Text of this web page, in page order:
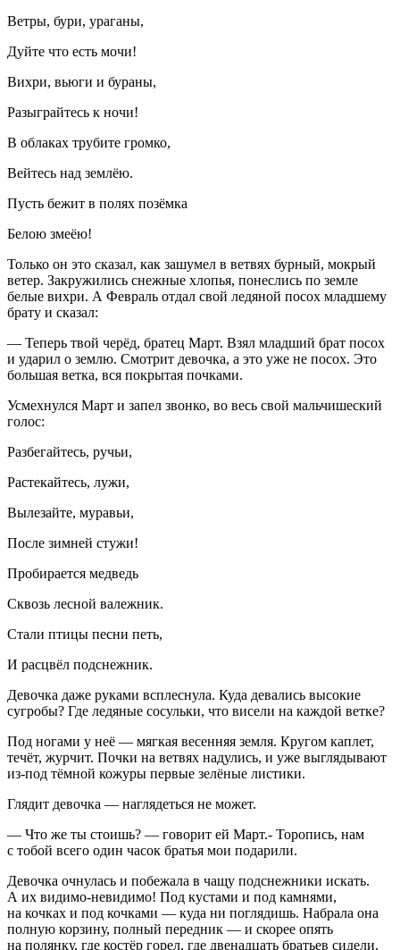
Ветры, бури, ураганы,
Дуйте что есть мочи!
Вихри, вьюги и бураны,
Разыграйтесь к ночи!
В облаках трубите громко,
Вейтесь над землёю.
Пусть бежит в полях позёмка
Белою змеёю!
Только он это сказал, как зашумел в ветвях бурный, мокрый
ветер. Закружились снежные хлопья, понеслись по земле
белые вихри. А Февраль отдал свой ледяной посох младшему
брату и сказал:
— Теперь твой черёд, братец Март. Взял младший брат посох
и ударил о землю. Смотрит девочка, а это уже не посох. Это
большая ветка, вся покрытая почками.
Усмехнулся Март и запел звонко, во весь свой мальчишеский
голос:
Разбегайтесь, ручьи,
Растекайтесь, лужи,
Вылезайте, муравьи,
После зимней стужи!
Пробирается медведь
Сквозь лесной валежник.
Стали птицы песни петь,
И расцвёл подснежник.
Девочка даже руками всплеснула. Куда девались высокие
сугробы? Где ледяные сосульки, что висели на каждой ветке?
Под ногами у неё — мягкая весенняя земля. Кругом каплет,
течёт, журчит. Почки на ветвях надулись, и уже выглядывают
из-под тёмной кожуры первые зелёные листики.
Глядит девочка — наглядеться не может.
— Что же ты стоишь? — говорит ей Март.- Торопись, нам
с тобой всего один часок братья мои подарили.
Девочка очнулась и побежала в чащу подснежники искать.
А их видимо-невидимо! Под кустами и под камнями,
на кочках и под кочками — куда ни поглядишь. Набрала она
полную корзину, полный передник — и скорее опять
на полянку, где костёр горел, где двенадцать братьев сидели.